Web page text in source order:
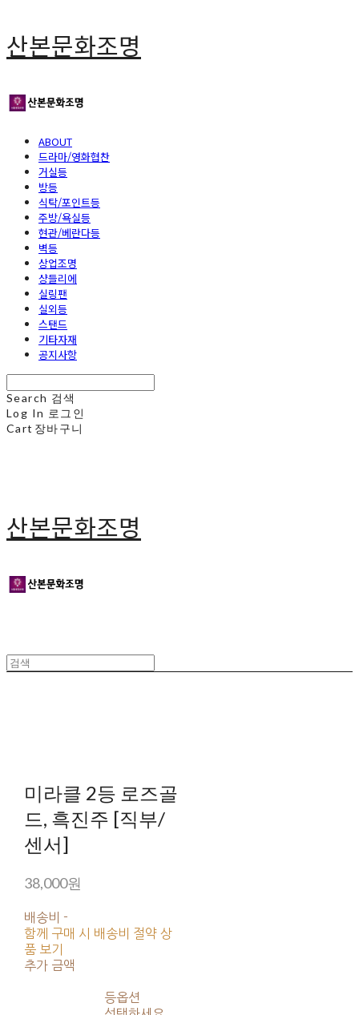
산본문화조명
ABOUT
드라마/영화협찬
거실등
방등
식탁/포인트등
주방/욕실등
현관/베란다등
벽등
상업조명
샹들리에
실링팬
실외등
스탠드
기타자재
공지사항
Search 검색
Log In 로그인
Cart 장바구니
산본문화조명
미라클 2등 로즈골
드, 흑진주 [직부/
센서]
38,000원
배송비 -
함께 구매 시 배송비 절약 상
품 보기
추가 금액
등옵션